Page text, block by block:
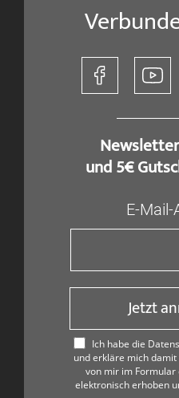
und 5€
E-Mail-
Jetzt
Ich habe die
und erkläre mich
von mir im
elektronisch erhoben